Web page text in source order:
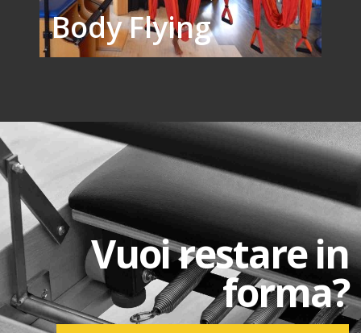
Body Flying
Vuoi restare in
forma?